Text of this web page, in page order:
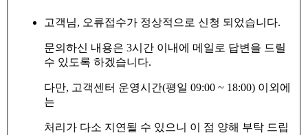
고객님, 오류접수가 정상적으로 신청 되었습니다.
문의하신 내용은 3시간 이내에 메일로 답변을 드릴
수 있도록 하겠습니다.
다만, 고객센터 운영시간(평일 09:00 ~ 18:00) 이외에
는
처리가 다소 지연될 수 있으니 이 점 양해 부탁 드립